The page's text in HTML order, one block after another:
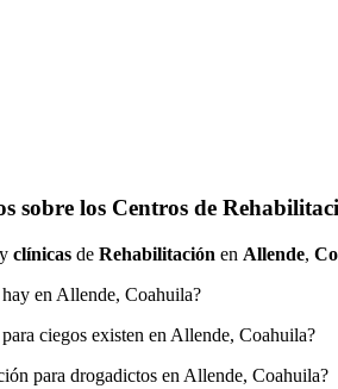
sobre los Centros de
y clínicas de Rehabilitación en Allende,
en Allende, Coahuila?
ciegos existen en Allende, Coahuila?
para drogadictos en Allende, Coahuila?